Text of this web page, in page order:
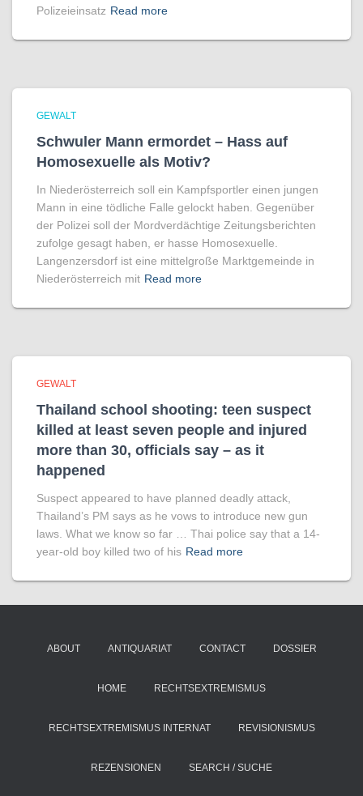
Polizeieinsatz Read more
GEWALT
Schwuler Mann ermordet – Hass auf
Homo­sexuelle als Motiv?
In Niederösterreich soll ein Kampfsportler einen jungen
Mann in eine tödliche Falle gelockt haben. Gegenüber
der Polizei soll der Mordverdächtige Zeitungsberichten
zufolge gesagt haben, er hasse Homosexuelle.
Langenzersdorf ist eine mittelgroße Marktgemeinde in
Niederösterreich mit Read more
GEWALT
Thailand school shooting: teen suspect
killed at least seven people and injured
more than 30, officials say – as it
happened
Suspect appeared to have planned deadly attack,
Thailand’s PM says as he vows to introduce new gun
laws. What we know so far … Thai police say that a 14-
year-old boy killed two of his Read more
ABOUT ANTIQUARIAT CONTACT DOSSIER
HOME RECHTSEXTREMISMUS
RECHTSEXTREMISMUS INTERNAT REVISIONISMUS
REZENSIONEN SEARCH / SUCHE